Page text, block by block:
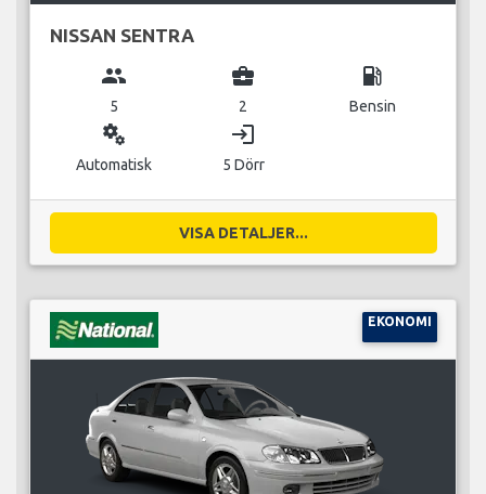
NISSAN SENTRA
group
5
business_center
2
local_gas_station
Bensin
miscellaneous_services
Automatisk
login
5 Dörr
VISA DETALJER...
EKONOMI